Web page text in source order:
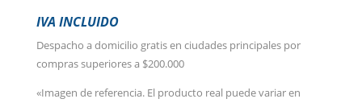
IVA INCLUIDO
Despacho a domicilio gratis en ciudades principales por
compras superiores a $200.000
«Imagen de referencia. El producto real puede variar en